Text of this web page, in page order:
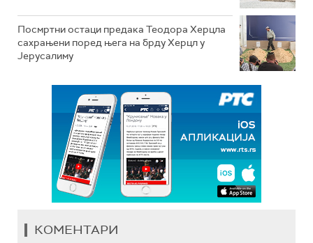
Посмртни остаци предака Теодора Херцла
сахрањени поред њега на брду Херцл у
Јерусалиму
КОМЕНТАРИ